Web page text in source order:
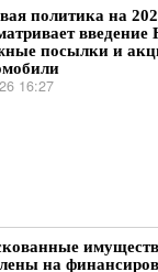
политика на
посылки и
16:27
на